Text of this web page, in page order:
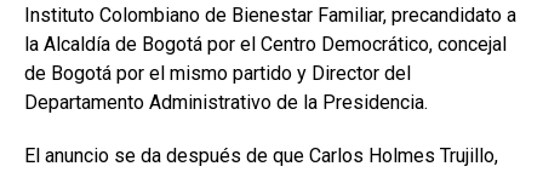
Instituto Colombiano de Bienestar Familiar, precandidato a
la Alcaldía de Bogotá por el Centro Democrático, concejal
de Bogotá por el mismo partido y Director del
Departamento Administrativo de la Presidencia.
El anuncio se da después de que Carlos Holmes Trujillo,